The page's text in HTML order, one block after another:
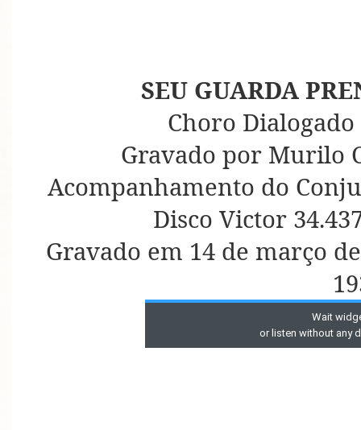
SEU GUARDA
Choro
Gravado por Murilo
Acompanhamento do
Disco Victor
Gravado em 14 de março